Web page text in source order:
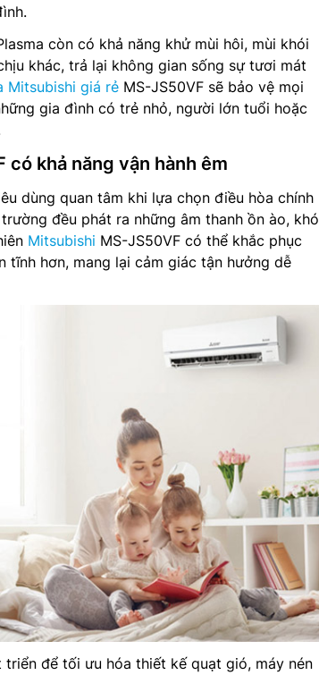
còn có khả năng khử mùi hôi, mùi khói
khác, trả lại không gian sống sự tươi mát
Mitsubishi giá rẻ MS-JS50VF sẽ bảo vệ mọi
gia đình có trẻ nhỏ, người lớn tuổi hoặc
khả năng vận hành êm
dùng quan tâm khi lựa chọn điều hòa chính
đều phát ra những âm thanh ồn ào, khó
Mitsubishi MS-JS50VF có thể khắc phục
hơn, mang lại cảm giác tận hưởng dễ
để tối ưu hóa thiết kế quạt gió, máy nén